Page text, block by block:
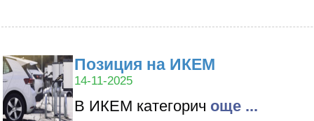
Позиция на ИКЕМ
14-11-2025
В ИКЕМ категорич oще ...